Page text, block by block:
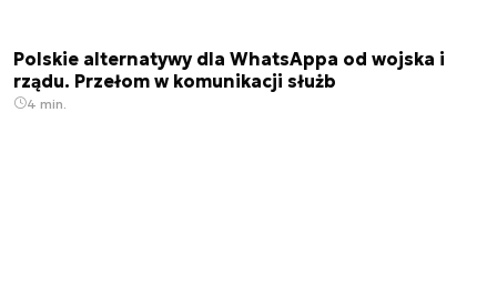
Polskie alternatywy dla WhatsAppa od wojska i
rządu. Przełom w komunikacji służb
4 min.